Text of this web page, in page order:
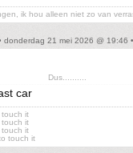
ik hou alleen niet zo van
donderdag 21 mei 2026 @ 19:46
Dus..........
car
touch it
touch it
touch it
touch it